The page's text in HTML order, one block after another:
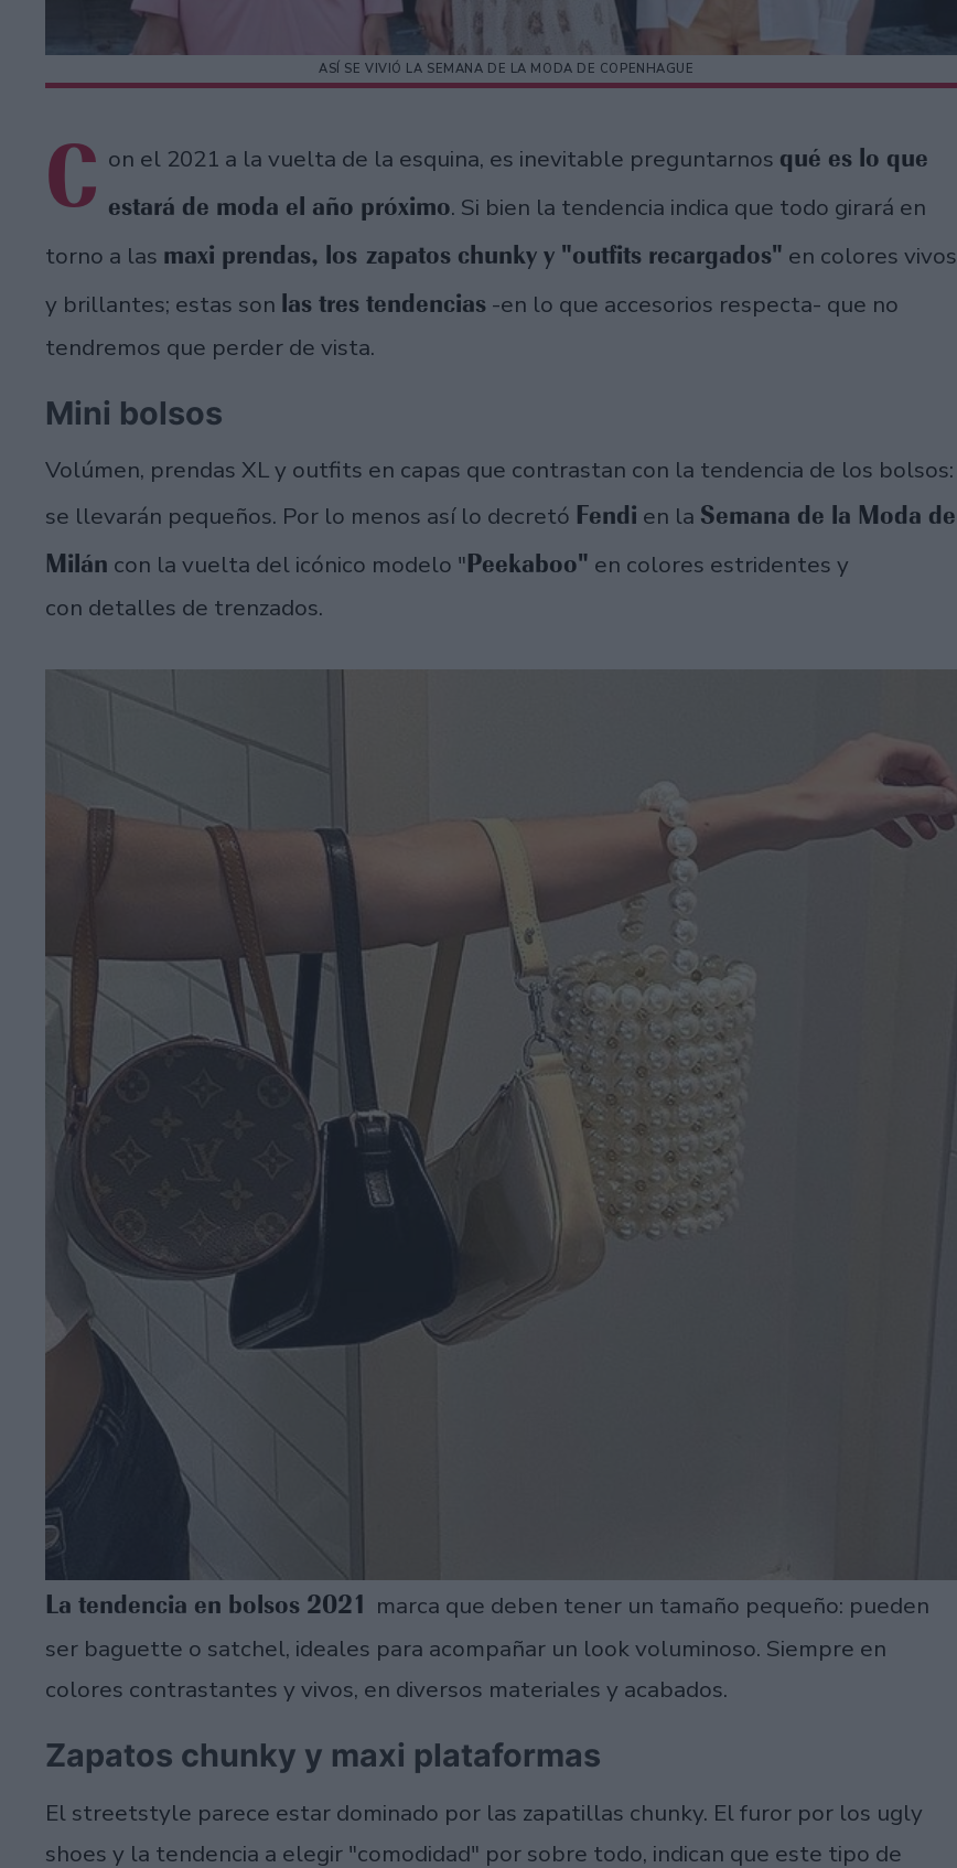
ASÍ SE VIVIÓ LA SEMANA DE LA MODA DE COPENHAGUE
C on el 2021 a la vuelta de la esquina, es inevitable preguntarnos qué es lo que
estará de moda el año próximo. Si bien la tendencia indica que todo girará en
torno a las maxi prendas, los zapatos chunky y "outfits recargados" en colores vivos
y brillantes; estas son las tres tendencias -en lo que accesorios respecta- que no
tendremos que perder de vista.
Mini bolsos
Volúmen, prendas XL y outfits en capas que contrastan con la tendencia de los bolsos:
se llevarán pequeños. Por lo menos así lo decretó Fendi en la Semana de la Moda de
Milán con la vuelta del icónico modelo "Peekaboo" en colores estridentes y
con detalles de trenzados.
La tendencia en bolsos 2021 marca que deben tener un tamaño pequeño: pueden
ser baguette o satchel, ideales para acompañar un look voluminoso. Siempre en
colores contrastantes y vivos, en diversos materiales y acabados.
Zapatos chunky y maxi plataformas
El streetstyle parece estar dominado por las zapatillas chunky. El furor por los ugly
shoes y la tendencia a elegir "comodidad" por sobre todo, indican que este tipo de